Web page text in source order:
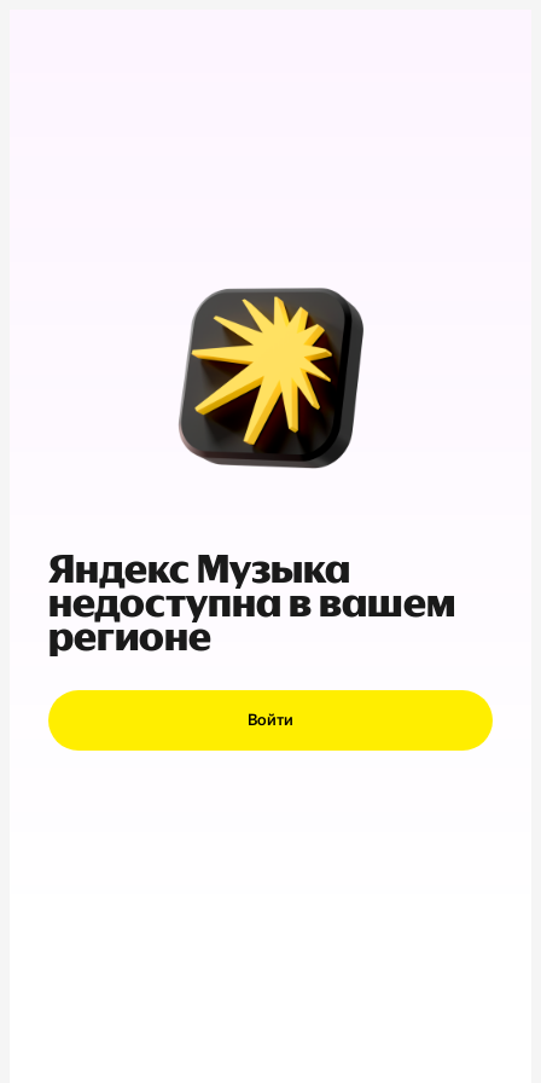
Яндекс Музыка
недоступна в вашем
регионе
Войти